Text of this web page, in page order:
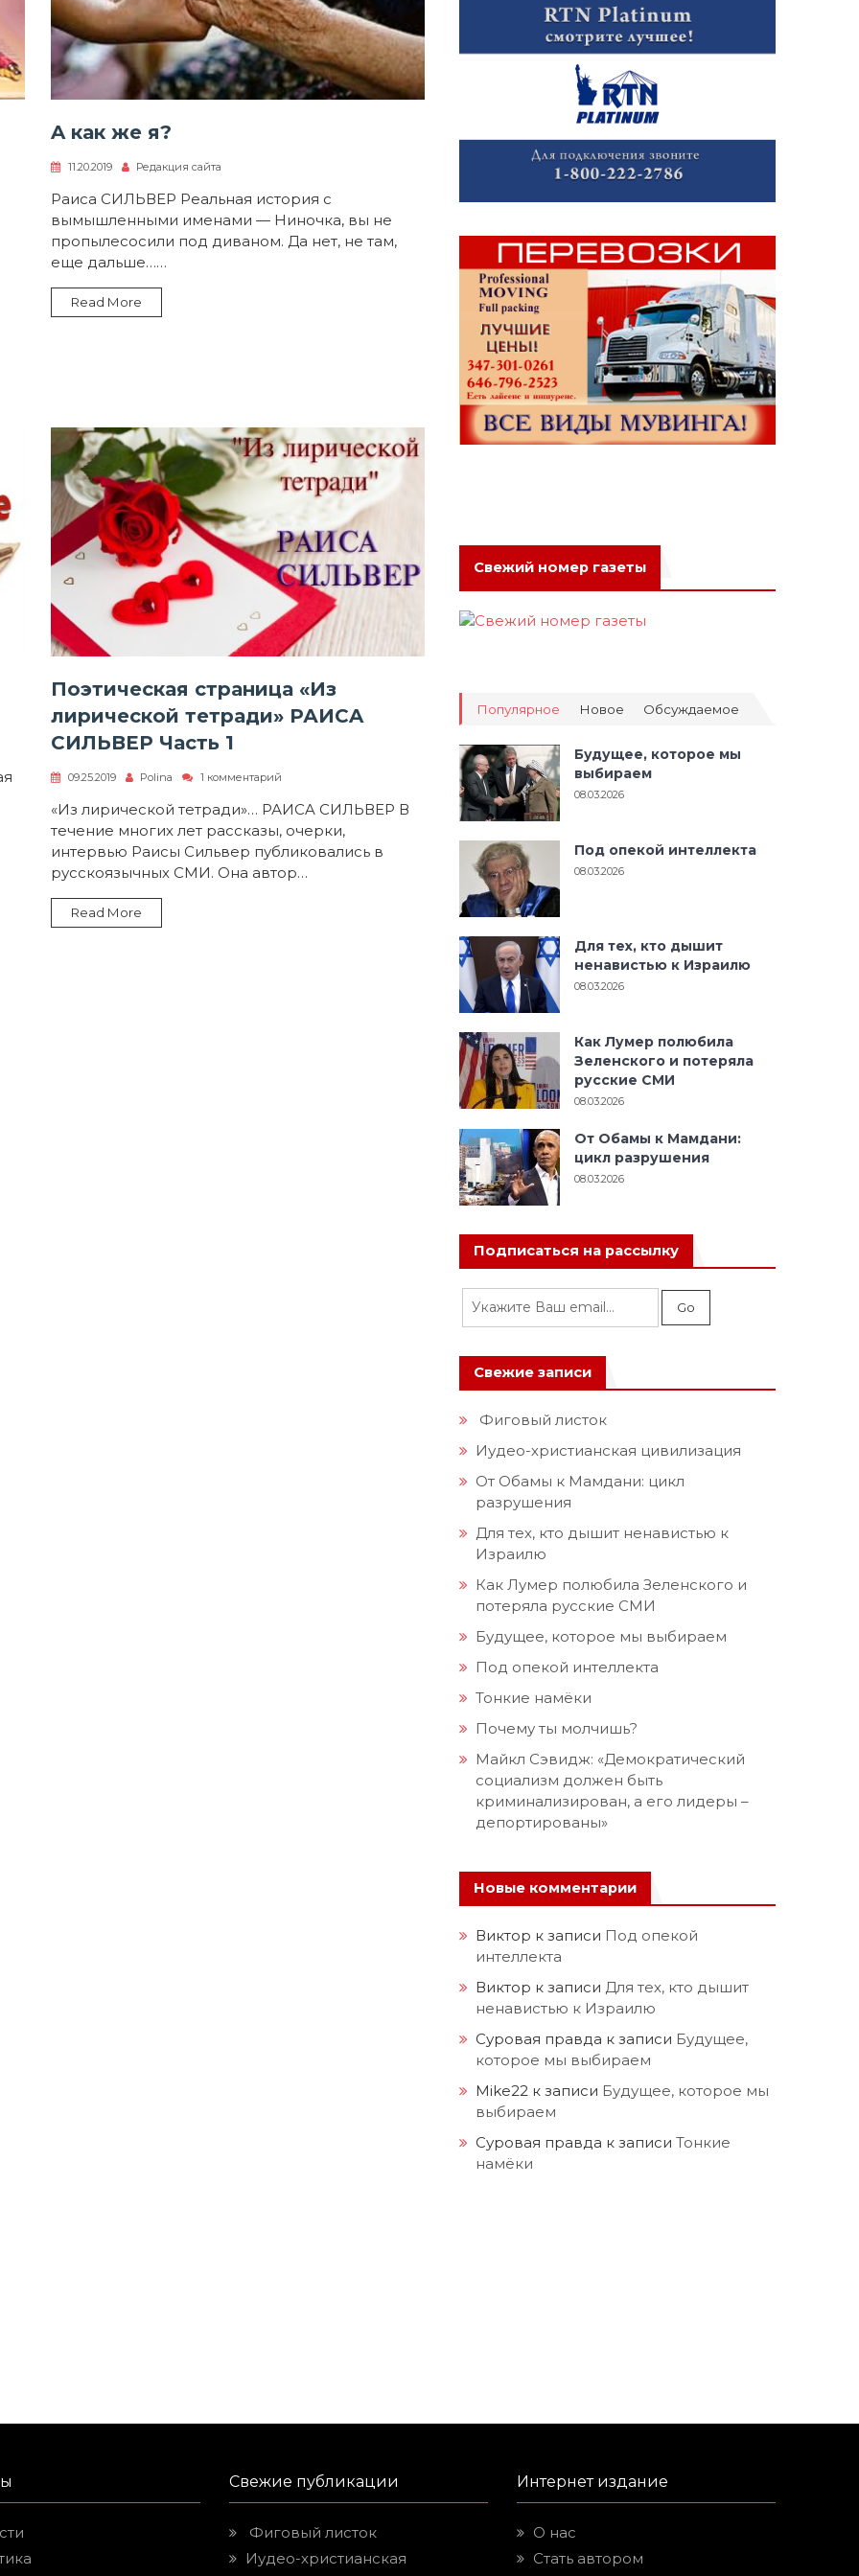
A как же я?
11.20.2019 Редакция сайта
Раиса СИЛЬВЕР Реальная история с
вымышленными именами — Ниночка, вы не
пропылесосили под диваном. Да нет, не там,
еще дальше……
Read More
Поэтическая страница «Из
лирической тетради» РАИСA
СИЛЬВЕР Часть 1
09.25.2019 Polina 1 комментарий
Поэтическая
«Из
лирической
РАИСA
«Из лирической тетради»… РАИСA СИЛЬВЕР В
течение многих лет рассказы, очерки,
интервью Раисы Сильвер публиковались в
русскоязычных СМИ. Она автор…
Read More
Свежий номер газеты
Популярное Новое Обсуждаемое
Будущее, которое мы
выбираем
08.03.2026
Под опекой интеллекта
08.03.2026
Для тех, кто дышит
ненавистью к Израилю
08.03.2026
Как Лумер полюбила
Зеленского и потеряла
русские СМИ
08.03.2026
От Обамы к Мамдани:
цикл разрушения
08.03.2026
Подписаться на рассылку
Свежие записи
Фиговый листок
Иудео-христианская цивилизация
От Обамы к Мамдани: цикл
разрушения
Для тех, кто дышит ненавистью к
Израилю
Как Лумер полюбила Зеленского и
потеряла русские СМИ
Будущее, которое мы выбираем
Под опекой интеллекта
Тонкие намёки
Почему ты молчишь?
Майкл Сэвидж: «Демократический
социализм должен быть
криминализирован, а его лидеры –
депортированы»
Новые комментарии
Виктор к записи Под опекой
интеллекта
Виктор к записи Для тех, кто дышит
ненавистью к Израилю
Суровая правда к записи Будущее,
которое мы выбираем
Mike22 к записи Будущее, которое мы
выбираем
Суровая правда к записи Тонкие
намёки
Свежие публикации
Фиговый листок
Иудео-христианская
Интернет издание
О нас
Стать автором